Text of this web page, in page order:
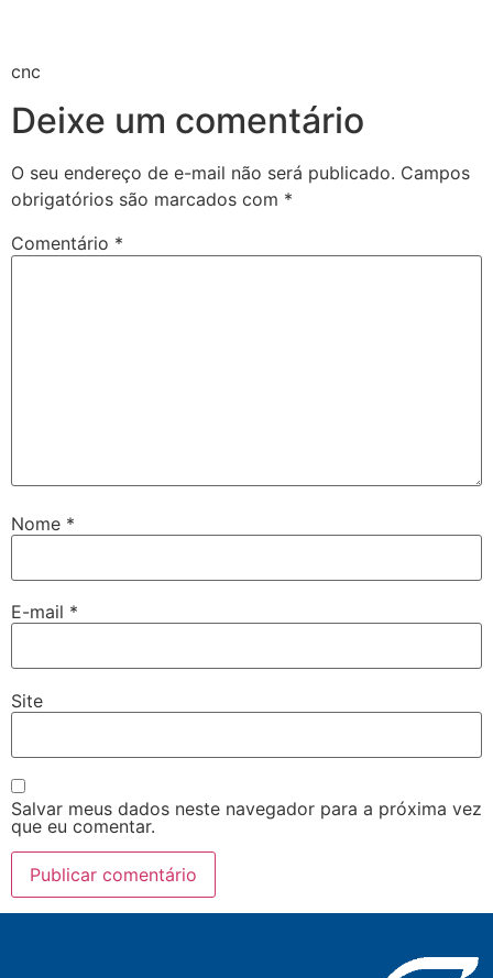
cnc
Deixe um comentário
O seu endereço de e-mail não será publicado. Campos
obrigatórios são marcados com *
Comentário *
Nome *
E-mail *
Site
Salvar meus dados neste navegador para a próxima vez
que eu comentar.